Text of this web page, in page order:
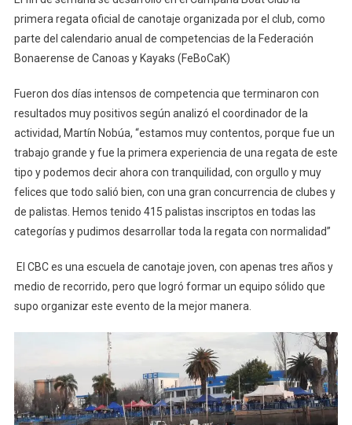
primera regata oficial de canotaje organizada por el club, como
parte del calendario anual de competencias de la Federación
Bonaerense de Canoas y Kayaks (FeBoCaK)
Fueron dos días intensos de competencia que terminaron con
resultados muy positivos según analizó el coordinador de la
actividad, Martín Nobúa, “estamos muy contentos, porque fue un
trabajo grande y fue la primera experiencia de una regata de este
tipo y podemos decir ahora con tranquilidad, con orgullo y muy
felices que todo salió bien, con una gran concurrencia de clubes y
de palistas. Hemos tenido 415 palistas inscriptos en todas las
categorías y pudimos desarrollar toda la regata con normalidad”
El CBC es una escuela de canotaje joven, con apenas tres años y
medio de recorrido, pero que logró formar un equipo sólido que
supo organizar este evento de la mejor manera.